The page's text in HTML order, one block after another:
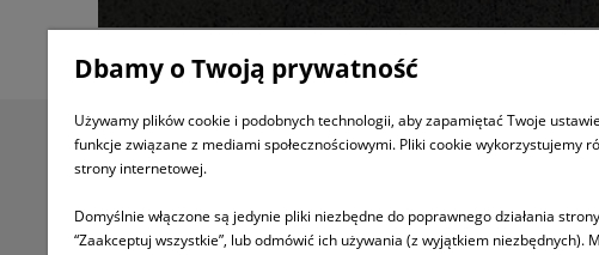
Informacje
Informacje o firmie
Jak kupować
Dbamy o Twoją prywatność
Używamy plików cookie i podobnych technologii, aby zapamiętać Twoje
funkcje związane z mediami społecznościowymi. Pliki cookie
strony internetowej.
Domyślnie włączone są jedynie pliki niezbędne do poprawnego działania
“Zaakceptuj wszystkie”, lub odmówić ich używania (z wyjątkiem